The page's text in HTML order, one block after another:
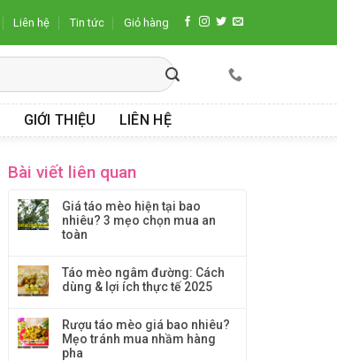
Liên hệ Tin tức Giỏ hàng
GIỚI THIỆU LIÊN HỆ
Bài viết liên quan
Giá táo mèo hiện tại bao
nhiêu? 3 mẹo chọn mua an
toàn
Táo mèo ngâm đường: Cách
dùng & lợi ích thực tế 2025
Rượu táo mèo giá bao nhiêu?
Mẹo tránh mua nhầm hàng
pha